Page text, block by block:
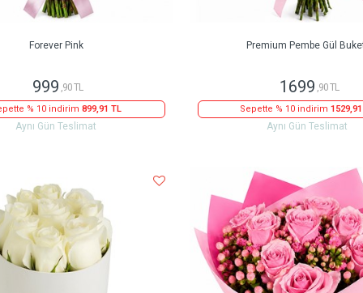
Forever Pink
999 ,90 TL
% 10 indirim 899,91 TL
Aynı Gün Teslimat
Premium Pembe Gül
1699 ,90 TL
Sepette % 10 indirim
Aynı Gün Teslimat